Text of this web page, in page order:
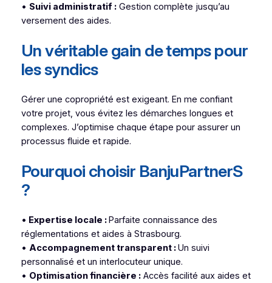
• Suivi administratif :Gestion complète jusqu’au
versement des aides.
Un véritable gain de temps pour
les syndics
Gérer une copropriété est exigeant. En me confiant
votre projet, vous évitez les démarches longues et
complexes. J’optimise chaque étape pour assurer un
processus fluide et rapide.
Pourquoi choisir BanjuPartnerS
?
• Expertise locale :Parfaite connaissance des
réglementations et aides à Strasbourg.
• Accompagnement transparent :Un suivi
personnalisé et un interlocuteur unique.
• Optimisation financière :Accès facilité aux aides et